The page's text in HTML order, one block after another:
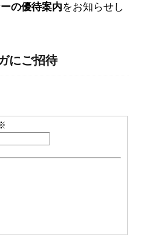
の優待案内をお知らせし
にご招待